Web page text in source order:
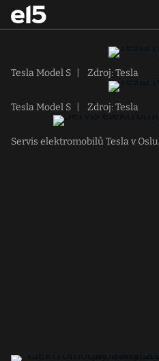
Tesla Model S Zdroj: Tesla
Tesla Model S Zdroj: Tesla
Servis elektromobilů Tesla v Oslu